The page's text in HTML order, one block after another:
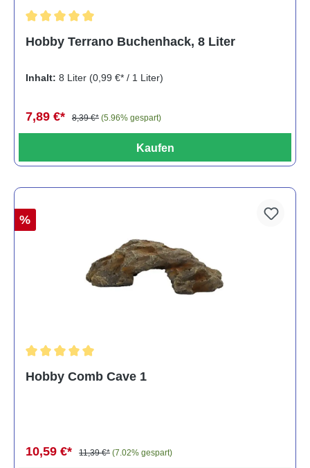
Hobby Terrano Buchenhack, 8 Liter
Inhalt: 8 Liter (0,99 €* / 1 Liter)
7,89 €* 8,39 €* (5.96% gespart)
Kaufen
%
Hobby Comb Cave 1
10,59 €* 11,39 €* (7.02% gespart)